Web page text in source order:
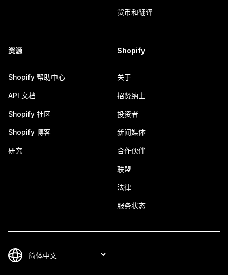
货币和翻译
资源
Shopify 帮助中心
API 文档
Shopify 社区
Shopify 博客
研究
Shopify
关于
招贤纳士
投资者
新闻媒体
合作伙伴
联盟
法律
服务状态